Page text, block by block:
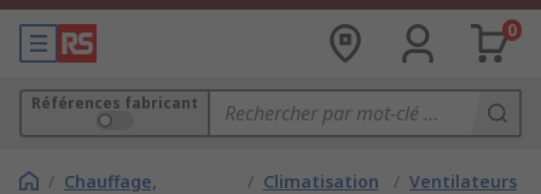
0
Références fabricant
/ Chauffage,
/ Climatisation
/ Ventilateurs